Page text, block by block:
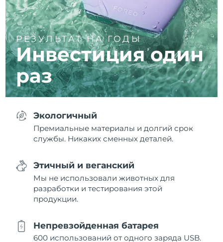
РЕЗУЛЬТАТ НА ГОДЫ
Инвестиция один
раз
Экологичный
Премиальные материалы и долгий срок
службы. Никаких сменных деталей.
Этичный и веганский
Мы не использовали животных для
разработки и тестирования этой
продукции.
Непревзойденная батарея
600 использований от одного заряда USB.